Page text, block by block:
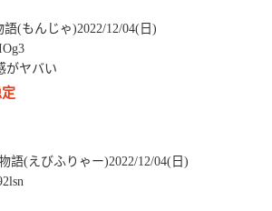
(もんじゃ)2022/12/04(日)
がヤバい
語(えびふりゃー)2022/12/04(日)